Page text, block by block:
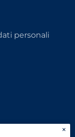
personali
×